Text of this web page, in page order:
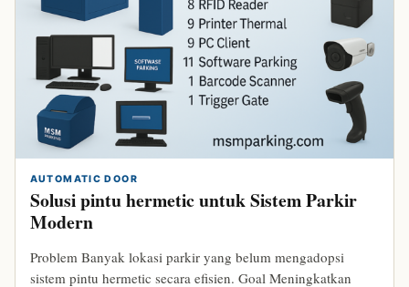
AUTOMATIC DOOR
Solusi pintu hermetic untuk Sistem Parkir
Modern
Problem Banyak lokasi parkir yang belum mengadopsi
sistem pintu hermetic secara efisien. Goal Meningkatkan